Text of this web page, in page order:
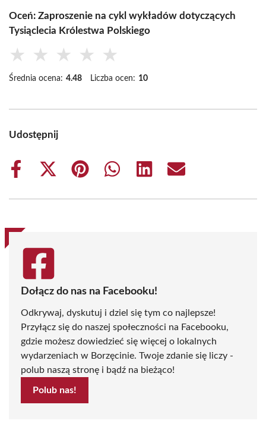
Oceń: Zaproszenie na cykl wykładów dotyczących
Tysiąclecia Królestwa Polskiego
★ ★ ★ ★ ★
Średnia ocena: 4.48 Liczba ocen: 10
Udostępnij
Share
Share
(Twitter)
Share
Share
Share
Share
Dołącz do nas na Facebooku!
Odkrywaj, dyskutuj i dziel się tym co najlepsze!
Przyłącz się do naszej społeczności na Facebooku,
gdzie możesz dowiedzieć się więcej o lokalnych
wydarzeniach w Borzęcinie. Twoje zdanie się liczy -
polub naszą stronę i bądź na bieżąco!
Polub nas!